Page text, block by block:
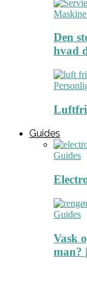
Den
hvad
Guides
Guides
Guides
Vask
man?